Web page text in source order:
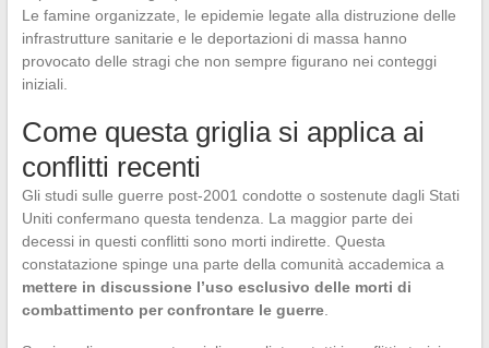
Le famine organizzate, le epidemie legate alla distruzione delle
infrastrutture sanitarie e le deportazioni di massa hanno
provocato delle stragi che non sempre figurano nei conteggi
iniziali.
Come questa griglia si applica ai
conflitti recenti
Gli studi sulle guerre post-2001 condotte o sostenute dagli Stati
Uniti confermano questa tendenza. La maggior parte dei
decessi in questi conflitti sono morti indirette. Questa
constatazione spinge una parte della comunità accademica a
mettere in discussione l’uso esclusivo delle morti di
combattimento per confrontare le guerre.